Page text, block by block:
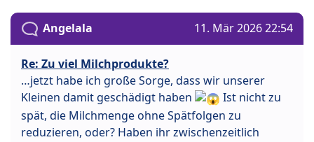
Angelala 11. Mär 2026 22:54
Re: Zu viel Milchprodukte?
…jetzt habe ich große Sorge, dass wir unserer
Kleinen damit geschädigt haben
Ist nicht zu
spät, die Milchmenge ohne Spätfolgen zu
reduzieren, oder? Haben ihr zwischenzeitlich